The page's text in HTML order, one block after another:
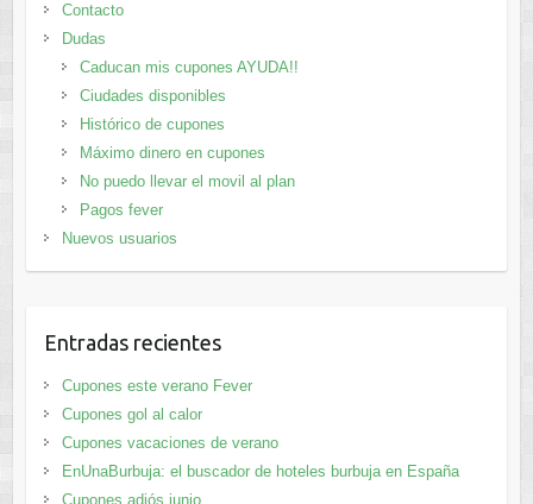
Contacto
Dudas
Caducan mis cupones AYUDA!!
Ciudades disponibles
Histórico de cupones
Máximo dinero en cupones
No puedo llevar el movil al plan
Pagos fever
Nuevos usuarios
Entradas recientes
Cupones este verano Fever
Cupones gol al calor
Cupones vacaciones de verano
EnUnaBurbuja: el buscador de hoteles burbuja en España
Cupones adiós junio